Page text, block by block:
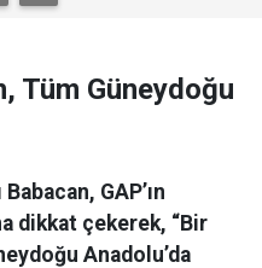
Tüm Güneydoğu
GAP’ın
dikkat çekerek, “Bir
Anadolu’da